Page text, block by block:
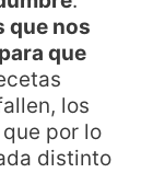
que nos
que
los
por lo
distinto